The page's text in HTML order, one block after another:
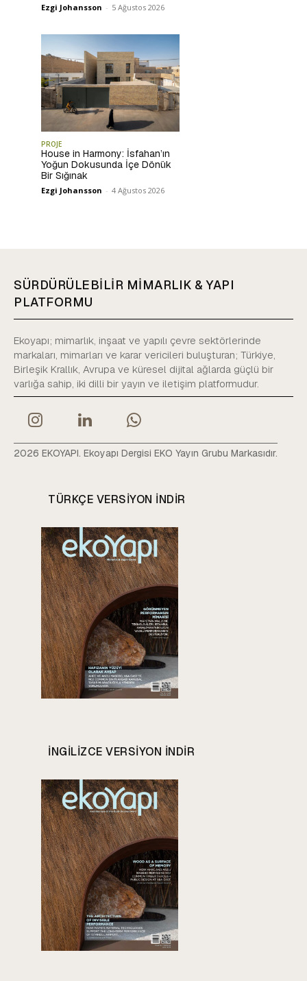
Ezgi Johansson - 5 Ağustos 2026
PROJE
House in Harmony: İsfahan’ın
Yoğun Dokusunda İçe Dönük
Bir Sığınak
Ezgi Johansson - 4 Ağustos 2026
SÜRDÜRÜLEBİLİR MİMARLIK & YAPI
PLATFORMU
Ekoyapı; mimarlık, inşaat ve yapılı çevre sektörlerinde
markaları, mimarları ve karar vericileri buluşturan; Türkiye,
Birleşik Krallık, Avrupa ve küresel dijital ağlarda güçlü bir
varlığa sahip, iki dilli bir yayın ve iletişim platformudur.
2026 EKOYAPI. Ekoyapı Dergisi EKO Yayın Grubu Markasıdır.
TÜRKÇE VERSIYON INDIR
INGILIZCE VERSIYON INDIR